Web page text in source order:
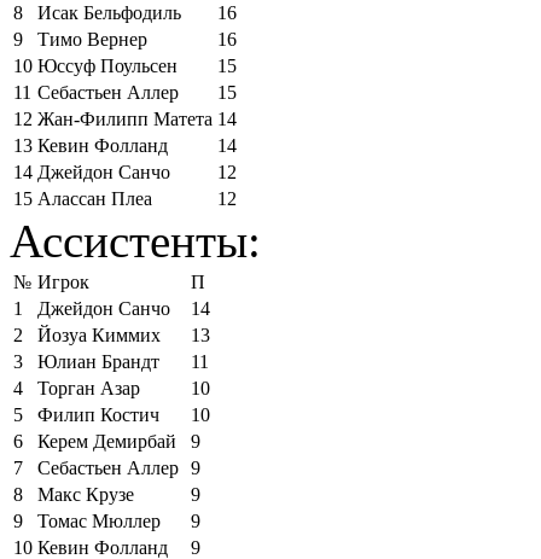
8
Исак Бельфодиль
16
9
Тимо Вернер
16
10 Юссуф Поульсен
15
11 Себастьен Аллер
15
12 Жан-Филипп Матета 14
13 Кевин Фолланд
14
14 Джейдон Санчо
12
15 Алассан Плеа 12
Ассистенты:
№ Игрок
П
1
Джейдон Санчо
14
2
Йозуа Киммих
13
3
Юлиан Брандт
11
4
Торган Азар
10
5
Филип Костич
10
6
Керем Демирбай
9
7
Себастьен Аллер 9
8
Макс Крузе
9
9
Томас Мюллер
9
10 Кевин Фолланд
9